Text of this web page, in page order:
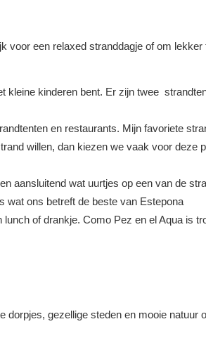
voor een relaxed stranddagje of om lekker
kleine kinderen bent. Er zijn twee
en restaurants. Mijn favoriete
willen, dan kiezen we vaak voor deze
aansluitend wat uurtjes op een van de
wat ons betreft de beste van Estepona
of drankje. Como Pez en el Aqua is
gezellige steden en mooie natuur